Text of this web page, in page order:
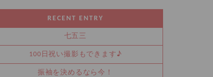
RECENT ENTRY
七五三
100日祝い撮影もできます♪
振袖を決めるなら今！